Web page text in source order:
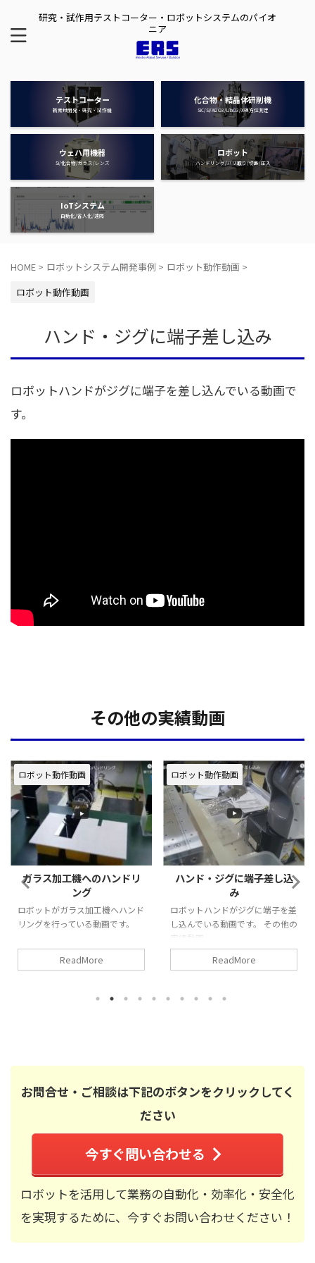
研究・試作用テストコーター・ロボットシステムのパイオ
ニア
テストコーター
新素材開発・研究・試作機
化合物・結晶体研削機
SIC/Si/AI2O3/LiTaO3/X線方位測定
ウェハ用機器
Si/化合物/ガラス/レンズ
ロボット
ハンドリング/バリ取り/切断/圧入
IoTシステム
自動化/省人化/遠隔
HOME > ロボットシステム開発事例 > ロボット動作動画 >
ロボット動作動画
ハンド・ジグに端子差し込み
ロボットハンドがジグに端子を差し込んでいる動画で
す。
その他の実績動画
ンドリ
へハンド
です。
ロボット動作動画
ハンド・ジグに端子差し込
ロボットハンドがジグに端子を差
し込んでいる動画です。 その他の
ロボット動作動画
基板へ端子差し
ロボットが基板へ端子
でいる動画です。
お問合せ・ご相談は下記のボタンをクリックしてく
ださい
今すぐ問い合わせる
ロボットを活用して業務の自動化・効率化・安全化
を実現するために、今すぐお問い合わせください！